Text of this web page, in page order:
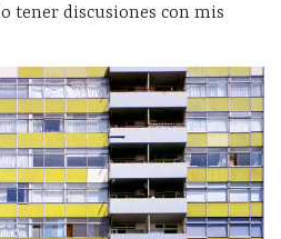
tener discusiones con mis